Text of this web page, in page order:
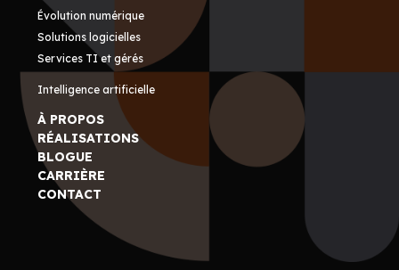
Évolution numérique
Solutions logicielles
Services TI et gérés
Intelligence artificielle
À PROPOS
RÉALISATIONS
BLOGUE
CARRIÈRE
CONTACT